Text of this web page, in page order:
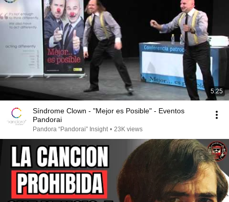
5:25
Síndrome Clown - "Mejor es Posible" - Eventos
Pandorai
Pandora “Pandorai” Insight • 23K views